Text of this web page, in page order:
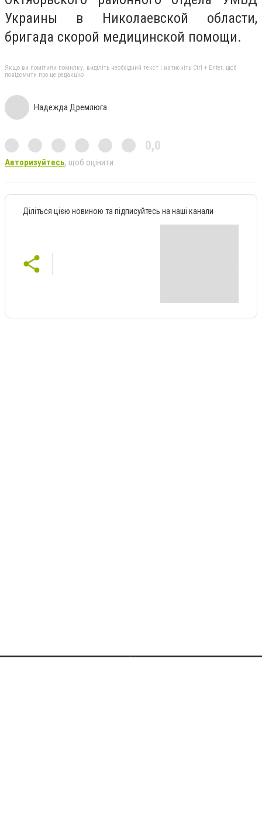
Украины в Николаевской области,
бригада скорой медицинской помощи.
Якщо ви помітили помилку, виділіть необхідний текст і натисніть Ctrl + Enter, щоб
повідомити про це редакцію
Надежда Дремлюга
0,0
Авторизуйтесь, щоб оцінити
Діліться цією новиною та підписуйтесь на наші канали